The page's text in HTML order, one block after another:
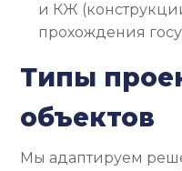
и КЖ
прохождения
Типы
объектов
Мы адаптируем